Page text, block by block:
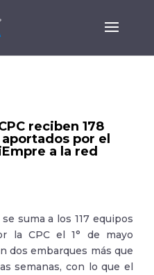
reciben 178
por el
a la red
suma a los 117 equipos
la CPC el 1° de mayo
dos embarques más que
semanas, con lo que el